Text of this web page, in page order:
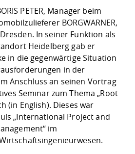
Vorbereitung
Checkliste zum
Studien- und
und Physik
Digitales Lernen
Studieren in
Lebenslagen
Studentenwerk
Angebote der
Arbeit
Lehren,
Weiterbilden im
Formulare und
Internationale
Formulare und
FIS -
Prototyping und
Gründung und
Kooperationen
Kontakt &
Klimaschutz &
Förderverein
Gremien und
Informatik/
Landbau/
Maschinenbau
Unternehmen
PETER, Manager beim
BORGWARNER,
In seiner Funktion als
Heidelberg gab er
in die gegenwärtige Situation
in der
Anschluss an seinen Vortrag
Seminar zum Thema „Root
(in English). Dieses war
„International Project and
im